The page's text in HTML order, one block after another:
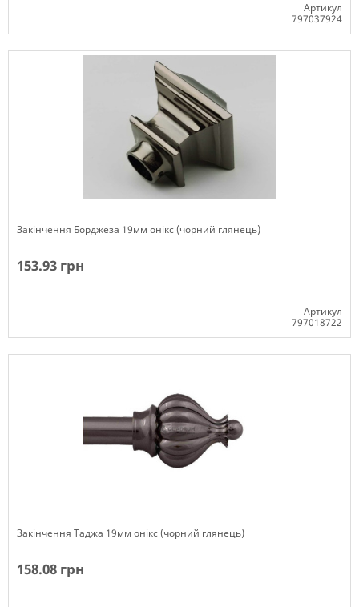
Артикул
797037924
Закінчення Борджеза 19мм онікс (чорний глянець)
153.93 грн
Артикул
797018722
Закінчення Таджа 19мм онікс (чорний глянець)
158.08 грн